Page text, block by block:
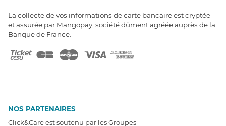
La collecte de vos informations de carte bancaire est cryptée
et assurée par Mangopay, société dûment agréée auprès de la
Banque de France.
NOS PARTENAIRES
Click&Care est soutenu par les Groupes